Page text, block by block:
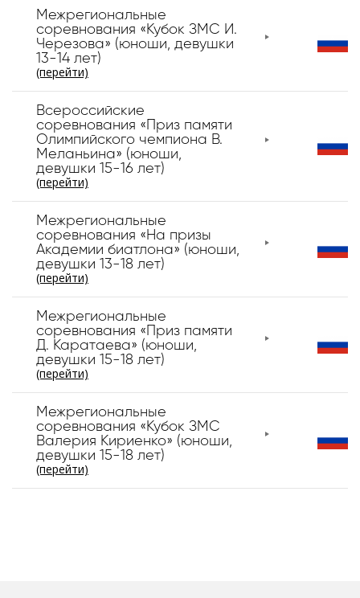
Межрегиональные
соревнования «Кубок ЗМС И.
Черезова» (юноши, девушки
13-14 лет)
(перейти)
Всероссийские
соревнования «Приз памяти
Олимпийского чемпиона В.
Меланьина» (юноши,
девушки 15-16 лет)
(перейти)
Межрегиональные
соревнования «На призы
Академии биатлона» (юноши,
девушки 13-18 лет)
(перейти)
Межрегиональные
соревнования «Приз памяти
Д. Каратаева» (юноши,
девушки 15-18 лет)
(перейти)
Межрегиональные
соревнования «Кубок ЗМС
Валерия Кириенко» (юноши,
девушки 15-18 лет)
(перейти)